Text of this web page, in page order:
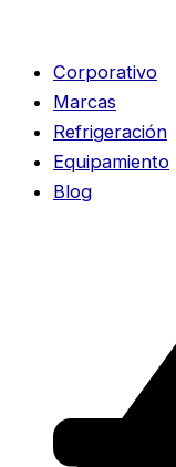
Corporativo
Marcas
Refrigeración
Equipamiento
Blog